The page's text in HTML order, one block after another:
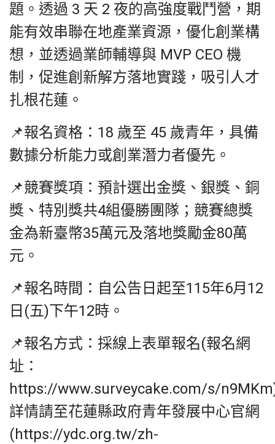
題。透過 3 天 2 夜的高強度戰鬥營，期
能有效串聯在地產業資源，優化創業構
想，並透過業師輔導與 MVP CEO 機
制，促進創新解方落地實踐，吸引人才
扎根花蓮。
📌報名資格：18 歲至 45 歲青年，具備
數據分析能力或創業潛力者優先。
📌競賽獎項：預計選出金獎、銀獎、銅
獎、特別獎共4組優勝團隊；競賽總獎
金為新臺幣35萬元及落地獎勵金80萬
元。
📌報名時間：自公告日起至115年6月12
日(五)下午12時。
📌報名方式：採線上表單報名(報名網
址：
https://www.surveycake.com/s/
詳情請至花蓮縣政府青年發展中心官網
(https://ydc.org.tw/zh-